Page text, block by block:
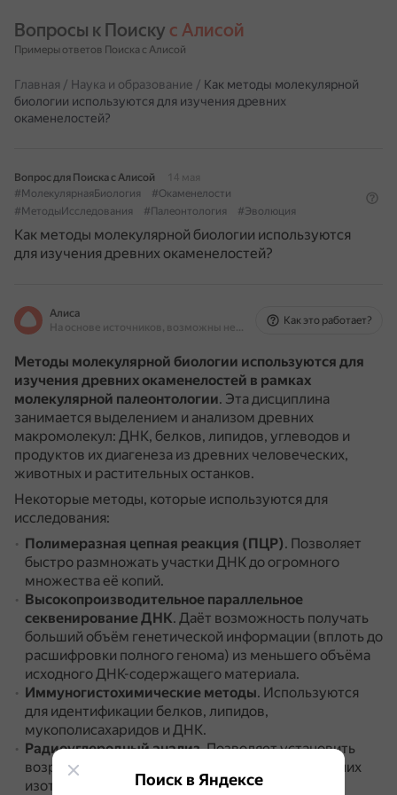
Вопросы к Поиску с Алисой
Примеры ответов Поиска с Алисой
Главная / Наука и образование / Как методы молекулярной
биологии используются для изучения древних
окаменелостей?
Вопрос для Поиска с Алисой
14 мая
#МолекулярнаяБиология
#Окаменелости
#МетодыИсследования
#Палеонтология #Эволюция
Как методы молекулярной биологии используются
для изучения древних окаменелостей?
Алиса
На основе источников, возможны неточности
Как это работает?
Методы молекулярной биологии используются для
изучения древних окаменелостей в рамках
молекулярной палеонтологии. Эта дисциплина
занимается выделением и анализом древних
макромолекул: ДНК, белков, липидов, углеводов и
продуктов их диагенеза из древних человеческих,
животных и растительных останков.
Некоторые методы, которые используются для
исследования:
Полимеразная цепная реакция (ПЦР). Позволяет
быстро размножать участки ДНК до огромного
множества её копий.
Высокопроизводительное параллельное
секвенирование ДНК. Даёт возможность получать
больший объём генетической информации (вплоть до
расшифровки полного генома) из меньшего объёма
исходного ДНК-содержащего материала.
Иммуногистохимические методы. Используются
для идентификации белков, липидов,
мукополисахаридов и ДНК.
Радиоуглеродный анализ.Позволяет установить
возраст образцов на основании соотношения в них
изотопов углерода.Поиск в Яндексе